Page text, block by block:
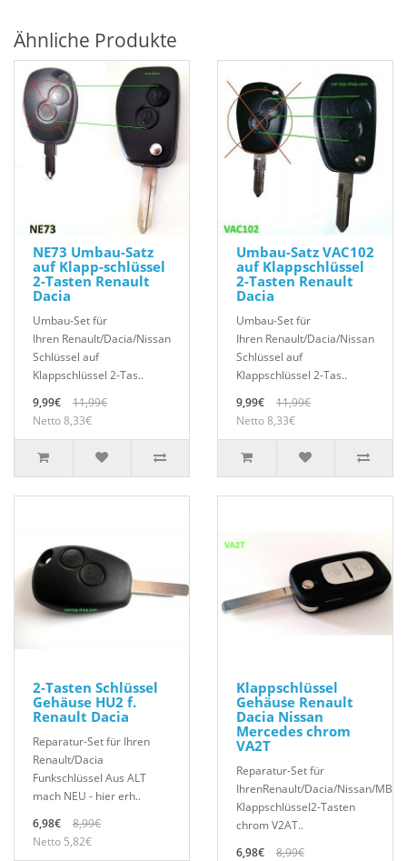
Ähnliche Produkte
NE73 Umbau-Satz
auf Klapp-schlüssel
2-Tasten Renault
Dacia
Umbau-Set für
Ihren Renault/Dacia/Nissan
Schlüssel auf
Klappschlüssel 2-Tas..
9,99€
11,99€
Netto 8,33€
Umbau-Satz VAC102
auf Klappschlüssel
2-Tasten Renault
Dacia
Umbau-Set für
Ihren Renault/Dacia/Nissan
Schlüssel auf
Klappschlüssel 2-Tas..
9,99€
11,99€
Netto 8,33€
2-Tasten Schlüssel
Gehäuse HU2 f.
Renault Dacia
Reparatur-Set für Ihren
Renault/Dacia
Funkschlüssel Aus ALT
mach NEU - hier erh..
6,98€
8,99€
Netto 5,82€
Klappschlüssel
Gehäuse Renault
Dacia Nissan
Mercedes chrom
VA2T
Reparatur-Set für
IhrenRenault/Dacia/Nissan/MB
Klappschlüssel2-Tasten
chrom V2AT..
6,98€
8,99€